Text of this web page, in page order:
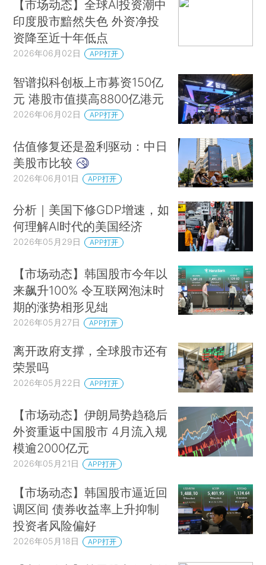
【市场动态】全球AI投资潮中
印度股市黯然失色 外资净投
资降至近十年低点
2026年06月02日 APP打开
智谱拟科创板上市募资150亿
元 港股市值摸高8800亿港元
2026年06月02日 APP打开
估值修复还是盈利驱动：中日
美股市比较
2026年06月01日 APP打开
分析｜美国下修GDP增速，如
何理解AI时代的美国经济
2026年05月29日 APP打开
【市场动态】韩国股市今年以
来飙升100% 令互联网泡沫时
期的涨势相形见绌
2026年05月27日 APP打开
离开政府支撑，全球股市还有
荣景吗
2026年05月22日 APP打开
【市场动态】伊朗局势趋稳后
外资重返中国股市 4月流入规
模逾2000亿元
2026年05月21日 APP打开
【市场动态】韩国股市逼近回
调区间 债券收益率上升抑制
投资者风险偏好
2026年05月18日 APP打开